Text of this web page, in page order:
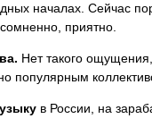
началах. Сейчас
приятно.
Нет такого
популярным
в России, на